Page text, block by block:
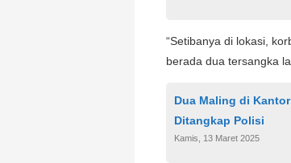
“Setibanya di lokasi,
berada dua tersangka
Dua Maling di
Ditangkap Polisi
Kamis, 13 Maret 2025